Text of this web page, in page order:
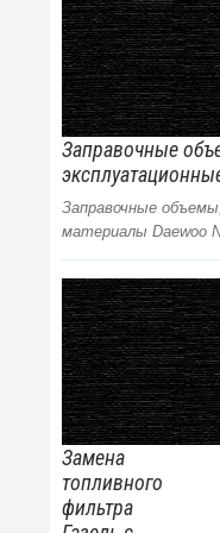
Заправочные
Заправочные
материалы Daewoo
Замена
топливного
фильтра